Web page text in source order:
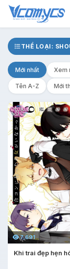
THỂ LOẠI:
Mới nhất Xem
Tên A-Z Mới
7,691
Khi trai đẹp hẹn